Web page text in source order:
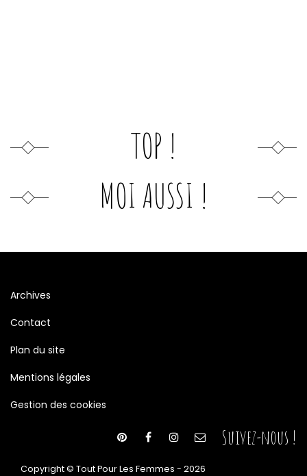
TOP !
MOI AUSSI !
Archives
Contact
Plan du site
Mentions légales
Gestion des cookies
Suivez-nous !
Copyright © Tout Pour Les Femmes - 2026